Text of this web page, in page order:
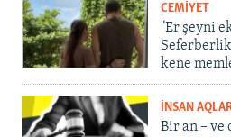
CEMİYET
"Er şeyni
kene
İNSAN
Bir an – ve